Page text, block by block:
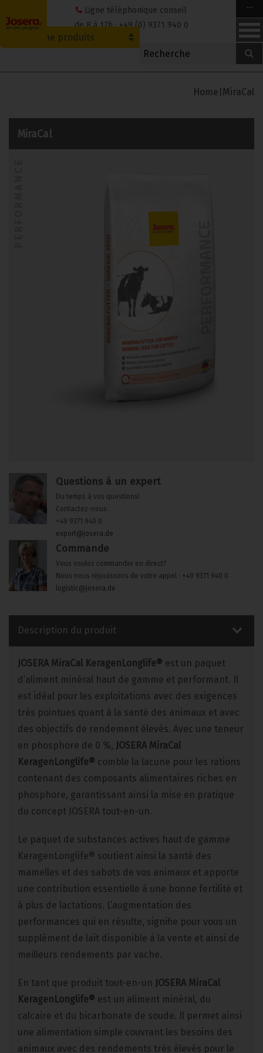
to
Ligne téléphonique conseil
de 8 à 17h : +49 (0) 9371 940 0
--
Recherche produits
Home MiraCal
MiraCal
Questions à un expert
Du temps à vos questions!
Contactez-nous.
+49 9371 940 0
export@josera.de
Commande
Vous voulez commander en direct?
Nous nous réjouissons de votre appel : +49 9371 940 0
logistic@josera.de
Description du produit
JOSERA MiraCal KeragenLonglife® est un paquet
d’aliment minéral haut de gamme et performant. Il
est idéal pour les exploitations avec des exigences
très pointues quant à la santé des animaux et avec
des objectifs de rendement élevés. Avec une teneur
en phosphore de 0 %, JOSERA MiraCal
KeragenLonglife® comble la lacune pour les rations
contenant des composants alimentaires riches en
phosphore, garantissant ainsi la mise en pratique
du concept JOSERA tout-en-un.
Le paquet de substances actives haut de gamme
KeragenLonglife® soutient ainsi la santé des
mamelles et des sabots de vos animaux et apporte
une contribution essentielle à une bonne fertilité et
à plus de lactations. L’augmentation des
performances qui en résulte, signifie pour vous un
supplément de lait disponible à la vente et ainsi de
meilleurs rendements par vache.
En tant que produit tout-en-un
JOSERA MiraCal
KeragenLonglife® est un aliment minéral, du
calcaire et du bicarbonate de soude. Il permet ainsi
une alimentation simple couvrant les besoins des
animaux avec des rendements très élevés pour le